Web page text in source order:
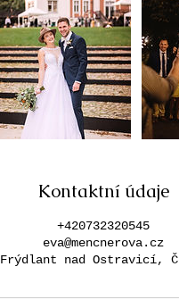
Kontaktní údaje
+420732320545
eva@mencnerova.cz
Frýdlant nad Ostravicí,